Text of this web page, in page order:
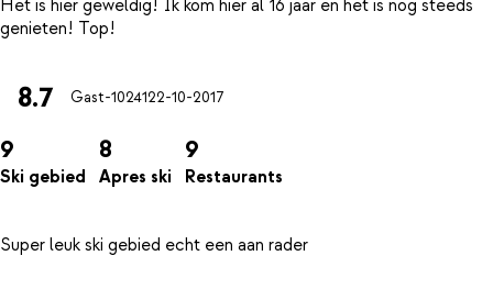
Het is hier geweldig! Ik kom hier al 16 jaar en het is nog steeds
8.7 Gast-1024122-10-2017
9
Ski gebied
8
Apres ski
9
Restaurants